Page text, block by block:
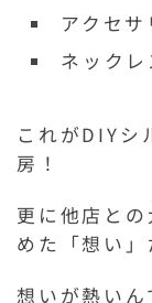
アクセ
ネック
これがDIYシ
房！
更に他店と
めた「想い」
想いが熱いん